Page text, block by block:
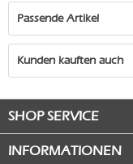
Passende Artikel
Kunden kauften auch
SHOP SERVICE
INFORMATIONEN